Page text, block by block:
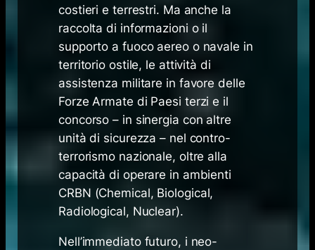
costieri e terrestri. Ma anche la
raccolta di informazioni o il
supporto a fuoco aereo o navale in
territorio ostile, le attività di
assistenza militare in favore delle
Forze Armate di Paesi terzi e il
concorso – in sinergia con altre
unità di sicurezza – nel contro-
terrorismo nazionale, oltre alla
capacità di operare in ambienti
CRBN (Chemical, Biological,
Radiological, Nuclear).
Nell’immediato futuro, i neo-